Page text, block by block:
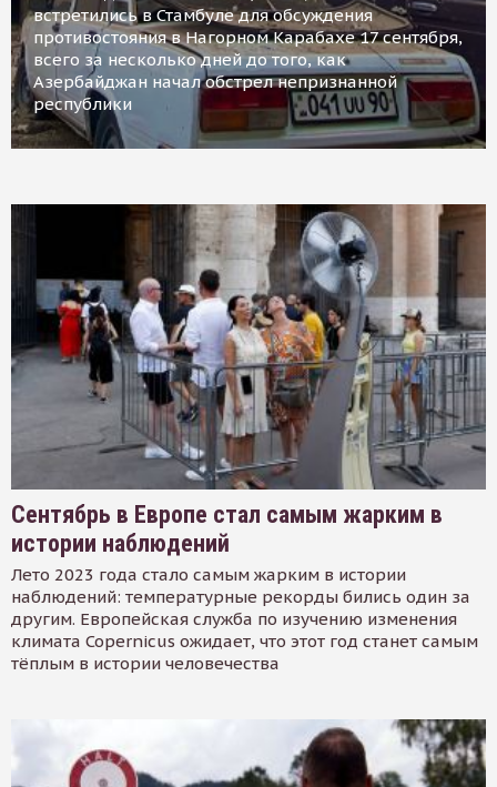
встретились в Стамбуле для обсуждения
противостояния в Нагорном Карабахе 17 сентября,
всего за несколько дней до того, как
Азербайджан начал обстрел непризнанной
республики
Сентябрь в Европе стал самым жарким в
истории наблюдений
Лето 2023 года стало самым жарким в истории
наблюдений: температурные рекорды бились один за
другим. Европейская служба по изучению изменения
климата Copernicus ожидает, что этот год станет самым
тёплым в истории человечества